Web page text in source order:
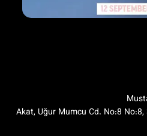
Akat, Uğur Mumcu Cd. No:8